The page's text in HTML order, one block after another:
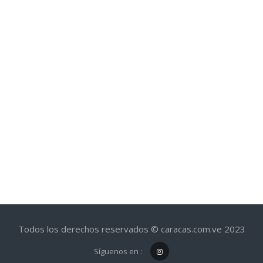
Todos los derechos reservados © caracas.com.ve 2023
Síguenos en :